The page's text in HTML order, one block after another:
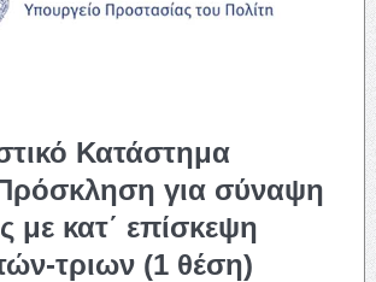
Κατάστημα
για σύναψη
με κατ΄ επίσκεψη
τριων (1 θέση)